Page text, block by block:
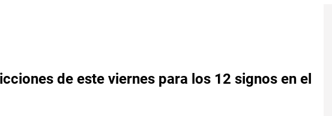
de este viernes para los 12 signos en el